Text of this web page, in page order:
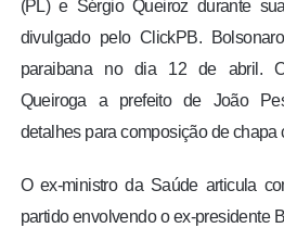
(PL) e Sérgio Queiroz durante
divulgado pelo ClickPB.
paraibana no dia 12 de abril. O
Queiroga a prefeito de João
detalhes para composição de chapa
O ex-ministro da Saúde articula
partido envolvendo o ex-presidente